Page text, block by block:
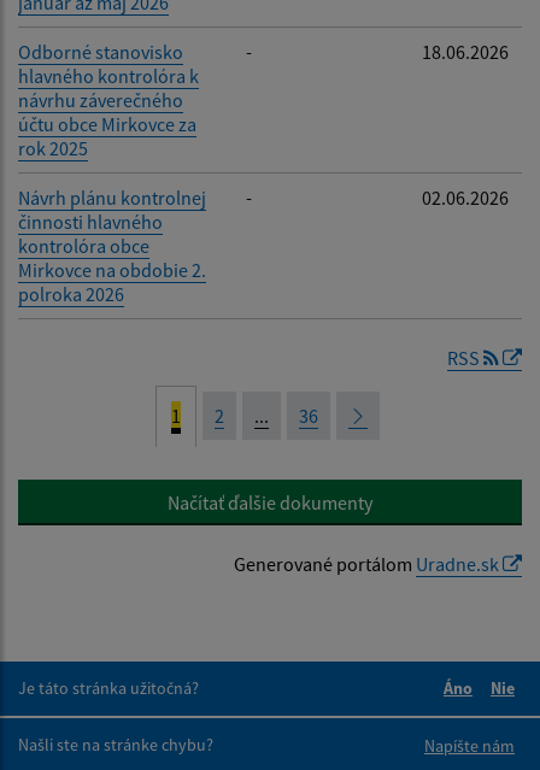
Odborné stanovisko
hlavného kontrolóra k
návrhu záverečného
účtu obce Mirkovce za
rok 2025
- 18.06.2026
Návrh plánu kontrolnej
činnosti hlavného
kontrolóra obce
Mirkovce na obdobie 2.
polroka 2026
- 02.06.2026
RSS
1 2 ... 36
Načítať ďalšie dokumenty
Generované portálom Uradne.sk
Je táto stránka užitočná?
Áno
Nie
Našli ste na stránke chybu?
Napíšte nám